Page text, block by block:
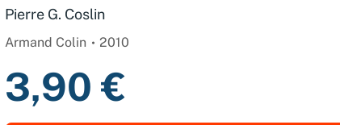
Pierre G. Coslin
Armand Colin 2010
3,90 €